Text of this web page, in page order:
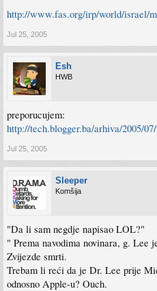
http://www.fas.org/irp/world/israel/
Jul 25, 2005
Esh
HWB
preporucujem:
http://tech.blogger.ba/arhiva/2005/
Jul 25, 2005
Sleeper
Komšija
"Da li sam negdje napisao LOL?"
" Prema navodima novinara, g. Lee
Zvijezde smrti.
Trebam li reći da je Dr. Lee prije
odnosno Apple-u? Ouch.